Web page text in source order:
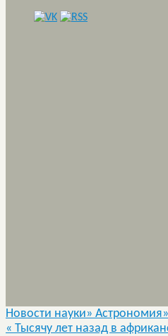
Новости науки» Астрономия»
« Тысячу лет назад в